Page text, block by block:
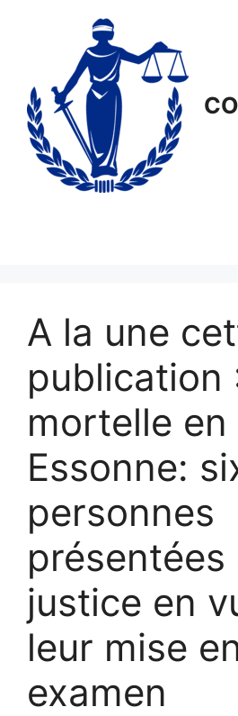
A la une
publication
mortelle en
Essonne:
personnes
présentées
justice en
leur mise
examen